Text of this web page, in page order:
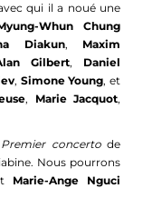
qui il a noué une
Whun Chung
Diakun, Maxim
Gilbert, Daniel
, Simone Young, et
, Marie Jacquot,
concertode
Nous pourrons
Marie-Ange Nguci